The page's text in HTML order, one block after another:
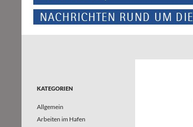
KATEGORIEN
Allgemein
Arbeiten im Hafen